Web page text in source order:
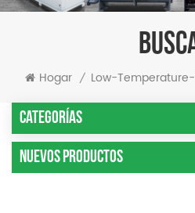
Hogar /
Categorías
Nuevos Productos